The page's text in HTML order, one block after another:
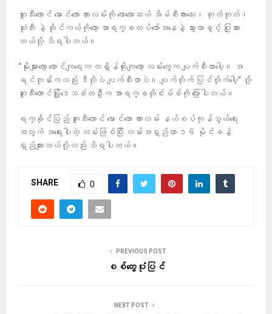
ဘူးသီးတောင် မောင်တော ကားလမ်းကို လောလောဆယ် အိမ်စီးကားသေး၊ တုတ်တုတ်၊
သုံးဘီး နဲ့ ဆိုင်ကယ်ကိုတော့ အာရက္ခတပ်တော်အနေနဲ့ သွားလာခွင့် ပြုထား
တယ်လို့ သိရပါတယ်။
“မိုးများတော့ တောင်ကျရေက တရှိန်ထိုးကျတော့ လမ်းတွေက ပျက်စီးတာပေါ့။ အ
ရင်တုန်းကလည်း ဒီလိုပဲ ပျက်စီးတာပဲ။ ပျက်လိုက် ပြင်လိုက်ပေါ့” လို့
ဘူးသီးတောင်မြို့‌ဒေသခံတဦးက အာရက္ခတိုင်းမ်စ်ကို ပြောပါတယ်။
ရက္ခိုင်ပြည် ဘူးသီးတောင် မောင်တော ကားလမ်း နယ်စပ်ကုန်သွယ်ရေး
အတွက် အရေးပါတဲ့ လမ်းဖြစ်ပြီး လမ်းအရှည်ဟာ ၁၆ မိုင်ခန့်
ရှည်လျားတယ်လို့လည်း သိရပါတယ်။
SHARE 0
PREVIOUS POST
စစ်တွေပုံပြင်
NEXT POST